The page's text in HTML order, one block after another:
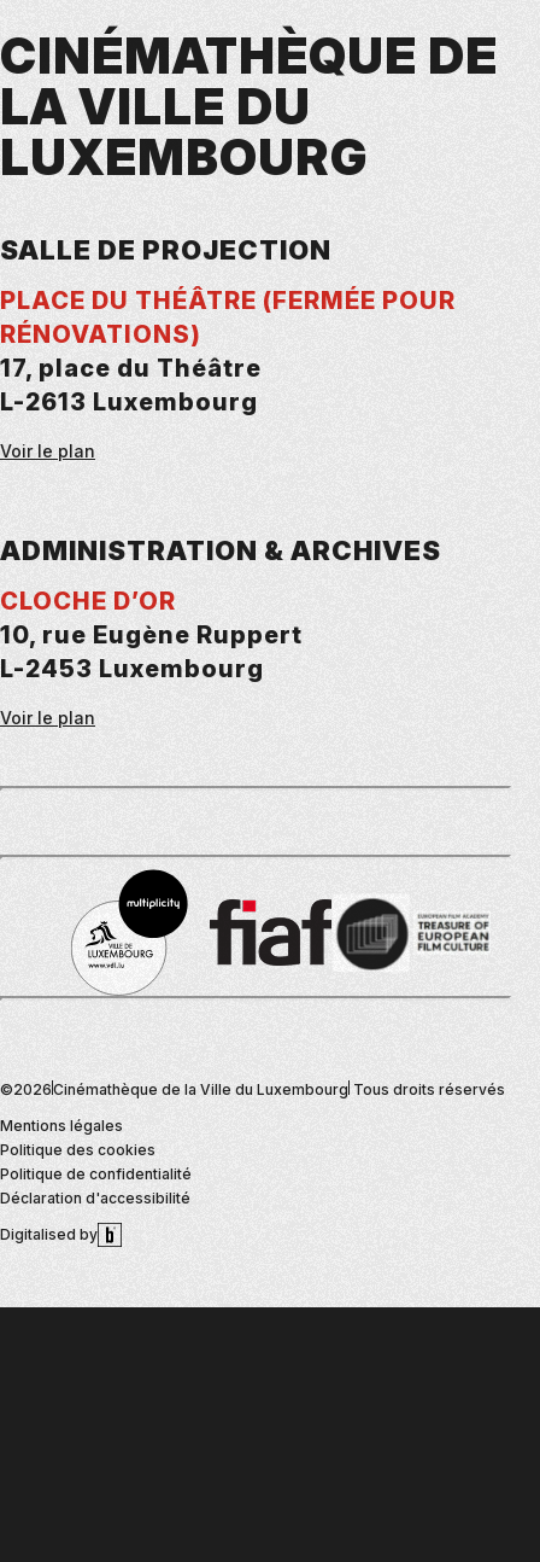
CINÉMATHÈQUE DE
LA VILLE DU
LUXEMBOURG
SALLE DE PROJECTION
PLACE DU THÉÂTRE (FERMÉE POUR
RÉNOVATIONS)
17, place du Théâtre
L-2613 Luxembourg
Voir le plan
ADMINISTRATION & ARCHIVES
CLOCHE D’OR
10, rue Eugène Ruppert
L-2453 Luxembourg
Voir le plan
©2026Cinémathèque de la Ville du Luxembourg Tous droits réservés
MENU
DU
BAS
DE
PAGE
Mentions légales
Politique des cookies
Politique de confidentialité
Déclaration d'accessibilité
Digitalised by